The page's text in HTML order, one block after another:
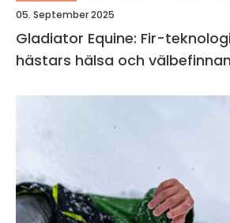
05. September 2025
Gladiator Equine: Fir-
hästars hälsa och